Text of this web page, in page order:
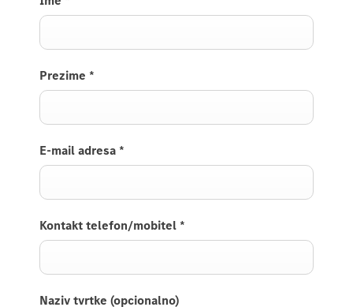
Prezime *
E-mail adresa *
Kontakt telefon/mobitel *
Naziv tvrtke (opcionalno)